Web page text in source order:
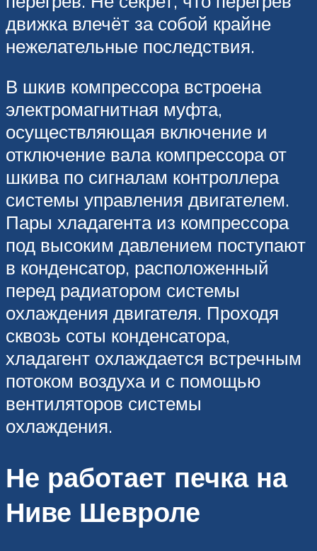
движка влечёт за собой крайне
нежелательные последствия.
В шкив компрессора встроена
электромагнитная муфта,
осуществляющая включение и
отключение вала компрессора от
шкива по сигналам контроллера
системы управления двигателем.
Пары хладагента из компрессора
под высоким давлением поступают
в конденсатор, расположенный
перед радиатором системы
охлаждения двигателя. Проходя
сквозь соты конденсатора,
хладагент охлаждается встречным
потоком воздуха и с помощью
вентиляторов системы
охлаждения.
Не работает печка на
Ниве Шевроле